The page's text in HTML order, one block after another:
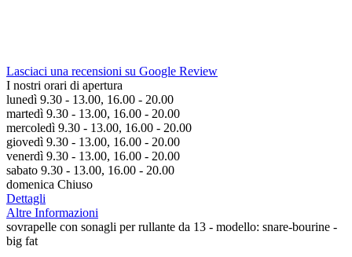
Lasciaci una recensioni su Google Review
I nostri orari di apertura
lunedì 9.30 - 13.00, 16.00 - 20.00
martedì 9.30 - 13.00, 16.00 - 20.00
mercoledì 9.30 - 13.00, 16.00 - 20.00
giovedì 9.30 - 13.00, 16.00 - 20.00
venerdì 9.30 - 13.00, 16.00 - 20.00
sabato 9.30 - 13.00, 16.00 - 20.00
domenica Chiuso
Dettagli
Altre Informazioni
sovrapelle con sonagli per rullante da 13 - modello: snare-bourine -
big fat